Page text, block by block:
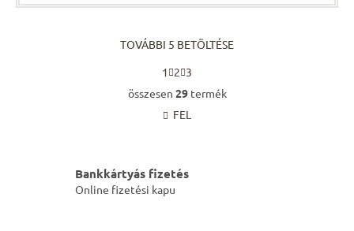
L
i
s
r
TOVÁBBI 5 BETÖLTÉSE
a
p
z
1 2 3
összesen 29termék
FEL
Bankkártyás fizetés
Online fizetési kapu